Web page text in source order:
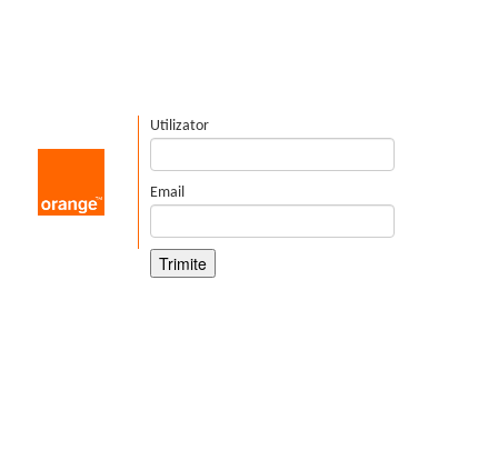
Utilizator
Email
Trimite